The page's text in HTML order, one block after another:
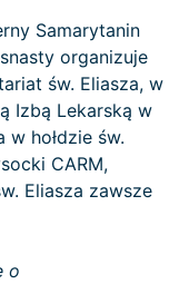
Samarytanin
organizuje
św. Eliasza, w
Izbą Lekarską w
w hołdzie św.
CARM,
Eliasza zawsze
o